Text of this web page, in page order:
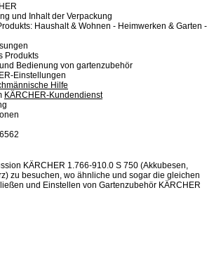
und Inhalt der Verpackung
Haushalt & Wohnen - Heimwerken & Garten -
Produkts
Bedienung von gartenzubehör
Einstellungen
Hilfe
KÄRCHER-Kundendienst
KÄRCHER 1.766-910.0 S 750 (Akkubesen,
zu besuchen, wo ähnliche und sogar die gleichen
und Einstellen von Gartenzubehör KÄRCHER